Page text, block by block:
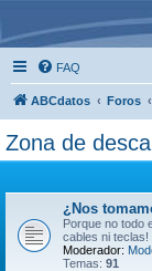
FAQ
ABCdatos Foros
Zona de
¿Nos
Porque no todo
cables ni teclas!
Moderador:
Temas: 91